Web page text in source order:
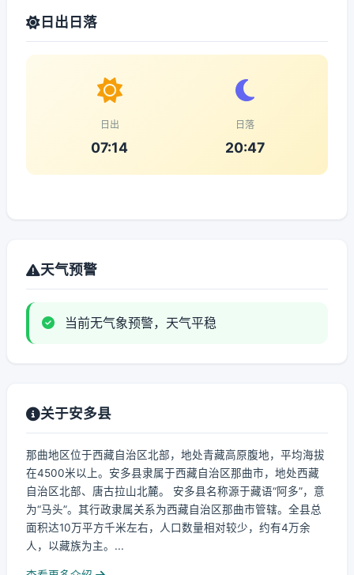
日出日落
日出
07:14
日落
20:47
天气预警
当前无气象预警，天气平稳
关于安多县
那曲地区位于西藏自治区北部，地处青藏高原腹地，平均海拔
在4500米以上。安多县隶属于西藏自治区那曲市，地处西藏
自治区北部、唐古拉山北麓。 安多县名称源于藏语“阿多”，意
为“马头”。其行政隶属关系为西藏自治区那曲市管辖。全县总
面积达10万平方千米左右，人口数量相对较少，约有4万余
人，以藏族为主。...